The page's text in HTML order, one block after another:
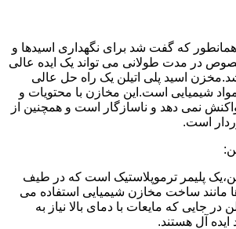
که گفت شد برای نگهداری اسیدها و
در مدت طولانی می تواند یک ایده عالی
اسید پلی اتیلن یک راه حل عالی
شیمیایی است.این مخازن با محتویات و
نمی دهد و ناسازگار است و همچنین از
است.
پلیمر ترموپلاستیک است که در طیف
مانند ساخت مخازن شیمیایی استفاده می
در جایی که مایعات با دمای بالا نیاز به
ایده آل هستند.